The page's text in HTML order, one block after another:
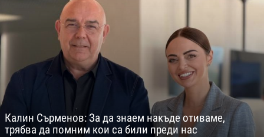
Калин Сърменов: За да знаем накъде отиваме,
трябва да помним кои са били преди нас